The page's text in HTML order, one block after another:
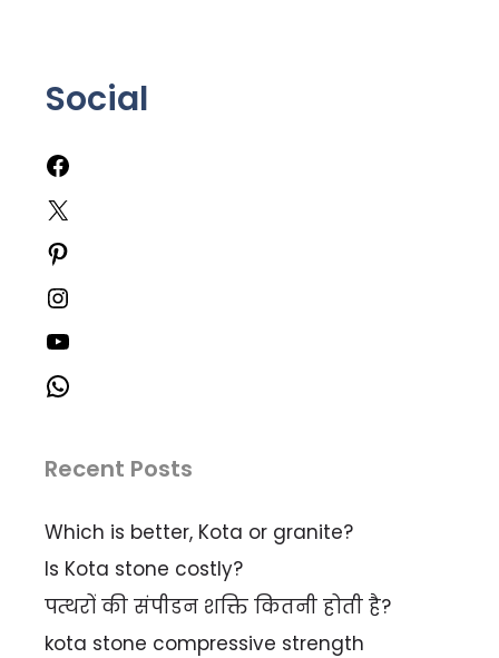
Social
Recent Posts
Which is better, Kota or granite?
Is Kota stone costly?
पत्थरों की संपीडन शक्ति कितनी होती है?
kota stone compressive strength